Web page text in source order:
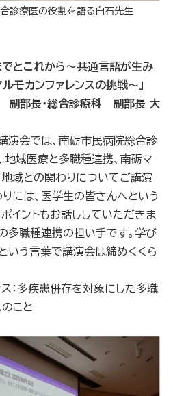
診療医の役割を語る白石先生
でとこれから～共通言語が生み
モカンファレンスの挑戦～」
部長・総合診療科 副部長 大
演会では、南砺市民病院総合診
地域医療と多職種連携、南砺マ
地域との関わりについてご講演
には、医学生の皆さんへという
イントもお話ししていただきま
多職種連携の担い手です。学び
いう言葉で講演会は締めくくら
：多疾患併存を対象にした多職
こと